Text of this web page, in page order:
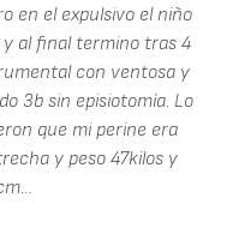
en el expulsivo el niño
y al final termino tras 4
con ventosa y
3b sin episiotomía. Lo
que mi perine era
y peso 47kilos y